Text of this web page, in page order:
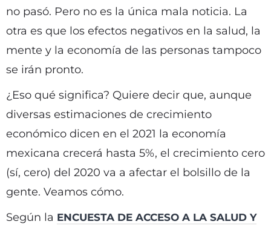
no pasó. Pero no es la única mala noticia. La
otra es que los efectos negativos en la salud, la
mente y la economía de las personas tampoco
se irán pronto.
¿Eso qué significa? Quiere decir que, aunque
diversas estimaciones de crecimiento
económico dicen en el 2021 la economía
mexicana crecerá hasta 5%, el crecimiento cero
(sí, cero) del 2020 va a afectar el bolsillo de la
gente. Veamos cómo.
Según la ENCUESTA DE ACCESO A LA SALUD Y